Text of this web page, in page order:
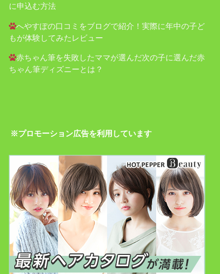
に申込む方法
へやすぽの口コミをブログで紹介！実際に年中の子ど
もが体験してみたレビュー
赤ちゃん筆を失敗したママが選んだ次の子に選んだ赤
ちゃん筆ディズニーとは？
※プロモーション広告を利用しています